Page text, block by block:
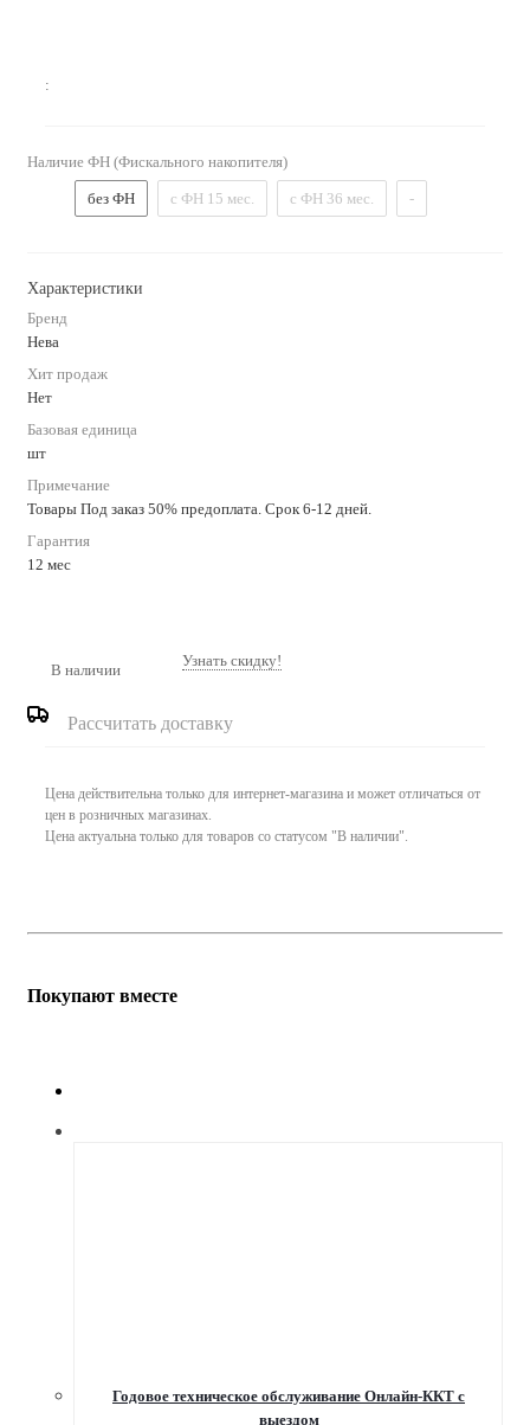
:
Наличие ФН (Фискального накопителя)
без ФН с ФН 15 мес. с ФН 36 мес. -
Характеристики
Бренд
Нева
Хит продаж
Нет
Базовая единица
шт
Примечание
Товары Под заказ 50% предоплата. Срок 6-12 дней.
Гарантия
12 мес
В наличии Узнать скидку!
Рассчитать доставку
Цена действительна только для интернет-магазина и может отличаться от
цен в розничных магазинах.
Цена актуальна только для товаров со статусом "В наличии".
Покупают вместе
Годовое техническое обслуживание Онлайн-ККТ с
выездом